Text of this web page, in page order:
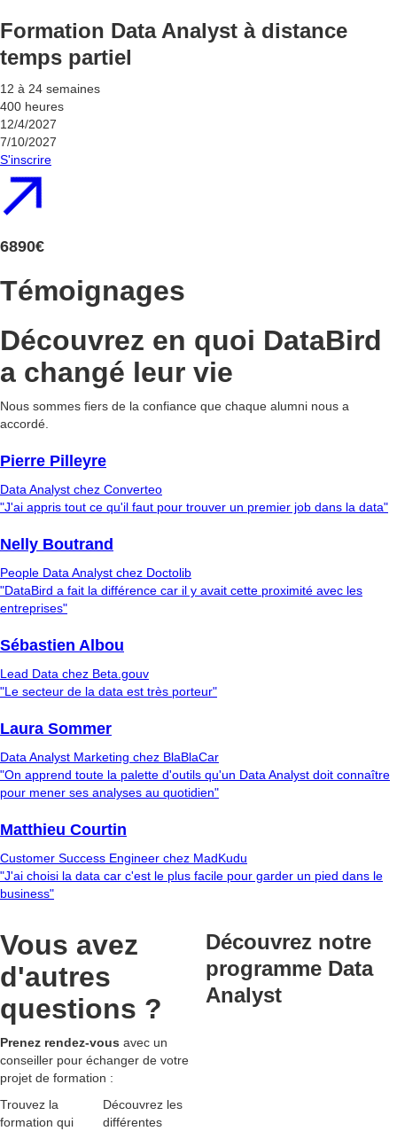
Formation Data Analyst à distance
temps partiel
12 à 24 semaines
400 heures
12/4/2027
7/10/2027
S'inscrire
6890€
Témoignages
Découvrez en quoi DataBird
a changé leur vie
Nous sommes fiers de la confiance que chaque alumni nous a
accordé.
Pierre Pilleyre
Data Analyst chez Converteo
"J'ai appris tout ce qu'il faut pour trouver un premier job dans la data"
Nelly Boutrand
People Data Analyst chez Doctolib
"DataBird a fait la différence car il y avait cette proximité avec les
entreprises"
Sébastien Albou
Lead Data chez Beta.gouv
"Le secteur de la data est très porteur"
Laura Sommer
Data Analyst Marketing chez BlaBlaCar
"On apprend toute la palette d'outils qu'un Data Analyst doit connaître
pour mener ses analyses au quotidien"
Matthieu Courtin
Customer Success Engineer chez MadKudu
"J'ai choisi la data car c'est le plus facile pour garder un pied dans le
business"
Vous avez
d'autres
questions ?
Prenez rendez-vous avec un
conseiller pour échanger de votre
projet de formation :
Trouvez la
formation qui
Découvrez les
différentes
Découvrez notre
programme Data
Analyst